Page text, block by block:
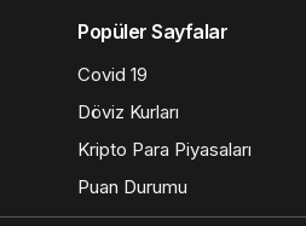
Popüler Sayfalar
Covid 19
Döviz Kurları
Kripto Para Piyasaları
Puan Durumu